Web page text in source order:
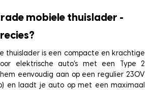
mobiele thuislader -
thuislader is een compacte en krachtige
elektrische auto’s met een Type 2
eenvoudig aan op een regulier 230V
en laadt je auto op met een maximaal